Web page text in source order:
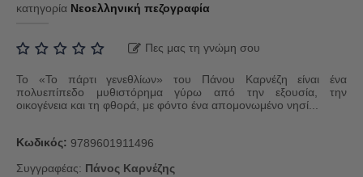
κατηγορία Νεοελληνική πεζογραφία
Πες μας τη γνώμη σου
To «Το πάρτι γενεθλίων» του Πάνου Καρνέζη είναι ένα
πολυεπίπεδο μυθιστόρημα γύρω από την εξουσία, την
οικογένεια και τη φθορά, με φόντο ένα απομονωμένο νησί...
Κωδικός: 9789601911496
Συγγραφέας: Πάνος Καρνέζης